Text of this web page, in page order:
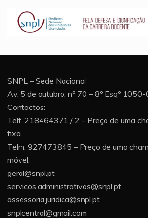
SNPL – Sede Nacional
Av. 5 de outubro, nº 70 – 8º Esqº
Contactos:
Telf. 218464371 / 2 – Preço de uma
fixa.
Telm. 927473845 – Preço de uma
móvel.
geral@snpl.pt
servicos.administrativos@snpl.pt
assessoria.juridica@snpl.pt
snplcentral@gmail.com